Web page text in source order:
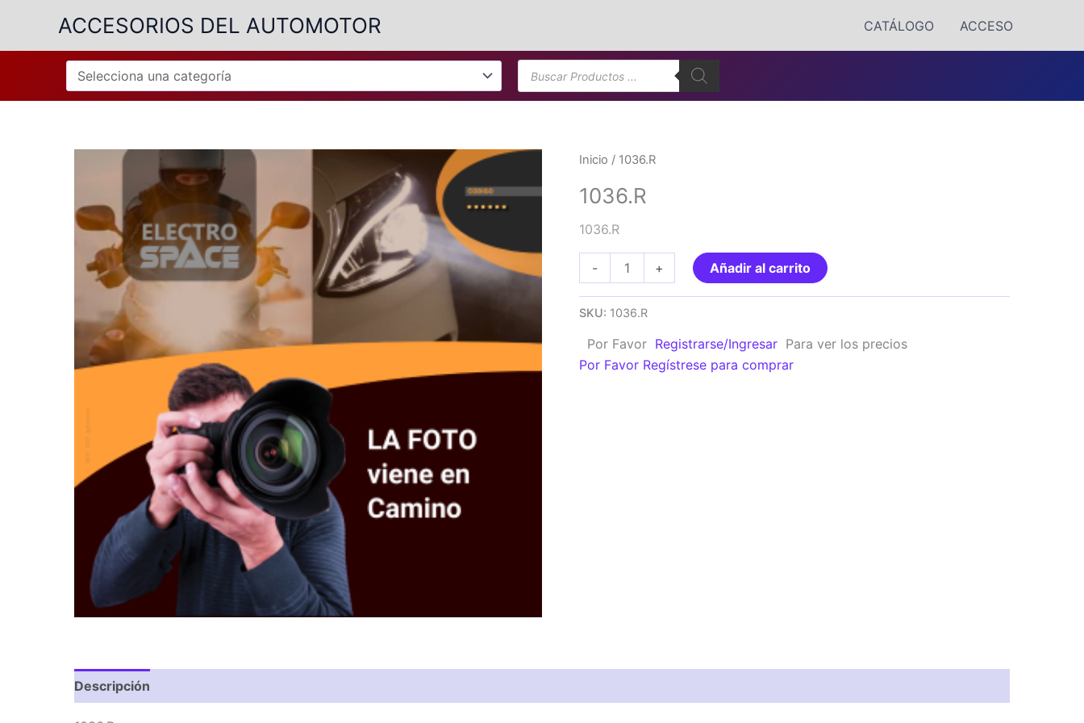
contenido
ACCESORIOS DEL AUTOMOTOR CATÁLOGO ACCESO
Búsqueda
de
productos
Inicio / 1036.R
1036.R
1036.R
-
cantidad
+ Añadir al carrito
SKU: 1036.R
Por Favor Registrarse/Ingresar Para ver los precios
Por Favor Regístrese para comprar
Descripción